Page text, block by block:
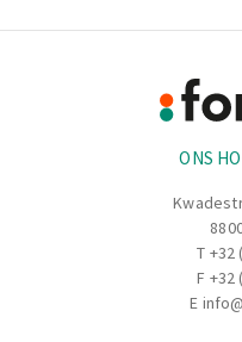
Du contrôle qualité de
ONS
T +32
F +32
E